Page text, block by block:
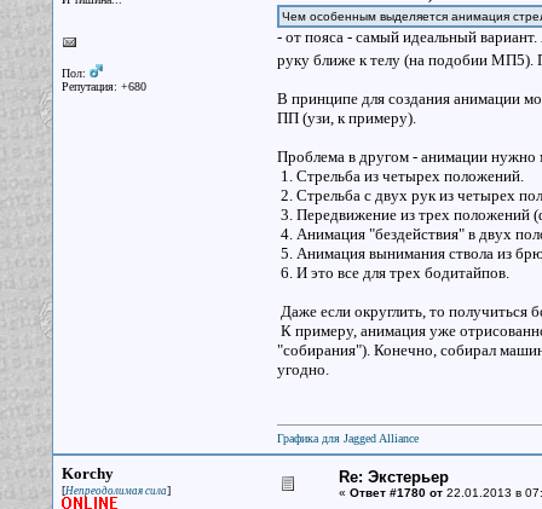
Пол:
Репутация: +680
Чем особенным выделяется анимация
- от пояса - самый идеальный
руку ближе к телу (на подобии МП5).
В принципе для создания анимации
ПП (узи, к примеру).
Проблема в другом - анимации нужно
1. Стрельба из четырех положений.
2. Стрельба с двух рук из четырех
3. Передвижение из трех положений
4. Анимация "бездействия" в двух
5. Анимация вынимания ствола из
6. И это все для трех бодитайпов.
Даже если округлить, то получиться
К примеру, анимация уже
"собирания"). Конечно, собирал
угодно.
Графика для Jagged Alliance
Korchy
[Непреодолимая сила]
Re: Экстерьер
« Ответ #1780 от22.01.2013 в